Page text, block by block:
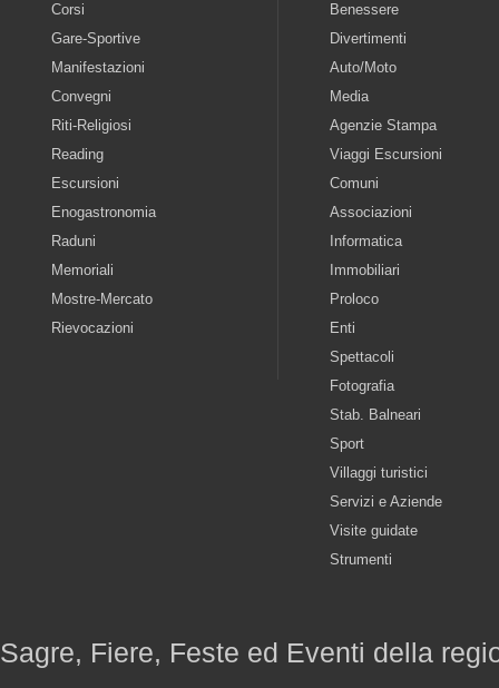
Corsi
Gare-Sportive
Manifestazioni
Convegni
Riti-Religiosi
Reading
Escursioni
Enogastronomia
Raduni
Memoriali
Mostre-Mercato
Rievocazioni
Benessere
Divertimenti
Auto/Moto
Media
Agenzie Stampa
Viaggi Escursioni
Comuni
Associazioni
Informatica
Immobiliari
Proloco
Enti
Spettacoli
Fotografia
Stab. Balneari
Sport
Villaggi turistici
Servizi e Aziende
Visite guidate
Strumenti
Sagre, Fiere, Feste ed Eventi della